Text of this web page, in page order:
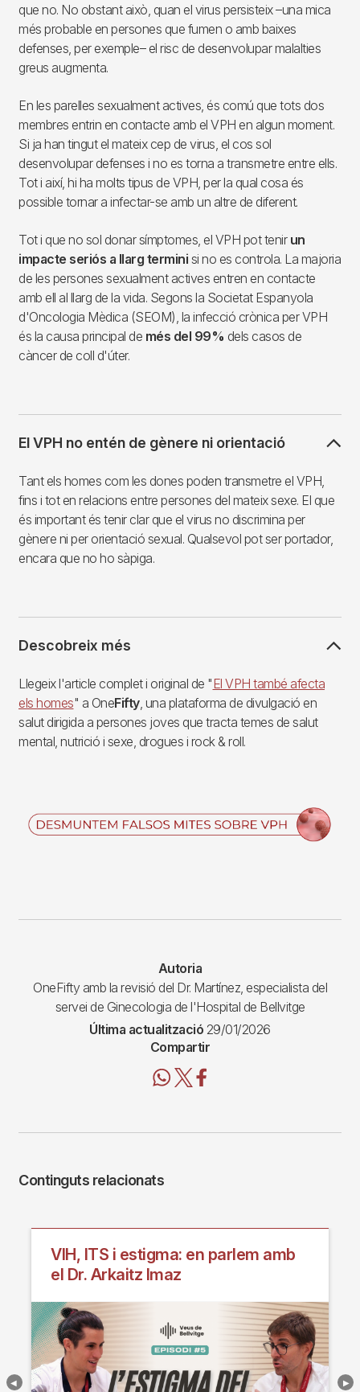
que no. No obstant això, quan el virus persisteix –una mica
més probable en persones que fumen o amb baixes
defenses, per exemple– el risc de desenvolupar malalties
greus augmenta.
En les parelles sexualment actives, és comú que tots dos
membres entrin en contacte amb el VPH en algun moment.
Si ja han tingut el mateix cep de virus, el cos sol
desenvolupar defenses i no es torna a transmetre entre ells.
Tot i així, hi ha molts tipus de VPH, per la qual cosa és
possible tornar a infectar-se amb un altre de diferent.
Tot i que no sol donar símptomes, el VPH pot tenir un
impacte seriós a llarg termini si no es controla. La majoria
de les persones sexualment actives entren en contacte
amb ell al llarg de la vida. Segons la Societat Espanyola
d'Oncologia Mèdica (SEOM), la infecció crònica per VPH
és la causa principal de més del 99% dels casos de
càncer de coll d'úter.
El VPH no entén de gènere ni orientació
Tant els homes com les dones poden transmetre el VPH,
fins i tot en relacions entre persones del mateix sexe. El que
és important és tenir clar que el virus no discrimina per
gènere ni per orientació sexual. Qualsevol pot ser portador,
encara que no ho sàpiga.
Descobreix més
Llegeix l'article complet i original de "El VPH també afecta
els homes" a OneFifty, una plataforma de divulgació en
salut dirigida a persones joves que tracta temes de salut
mental, nutrició i sexe, drogues i rock & roll.
Imagen
Autoria
OneFifty amb la revisió del Dr. Martínez, especialista del
servei de Ginecologia de l'Hospital de Bellvitge
Última actualització 29/01/2026
Compartir
Continguts relacionats
VIH, ITS i estigma: en parlem amb
el Dr. Arkaitz Imaz